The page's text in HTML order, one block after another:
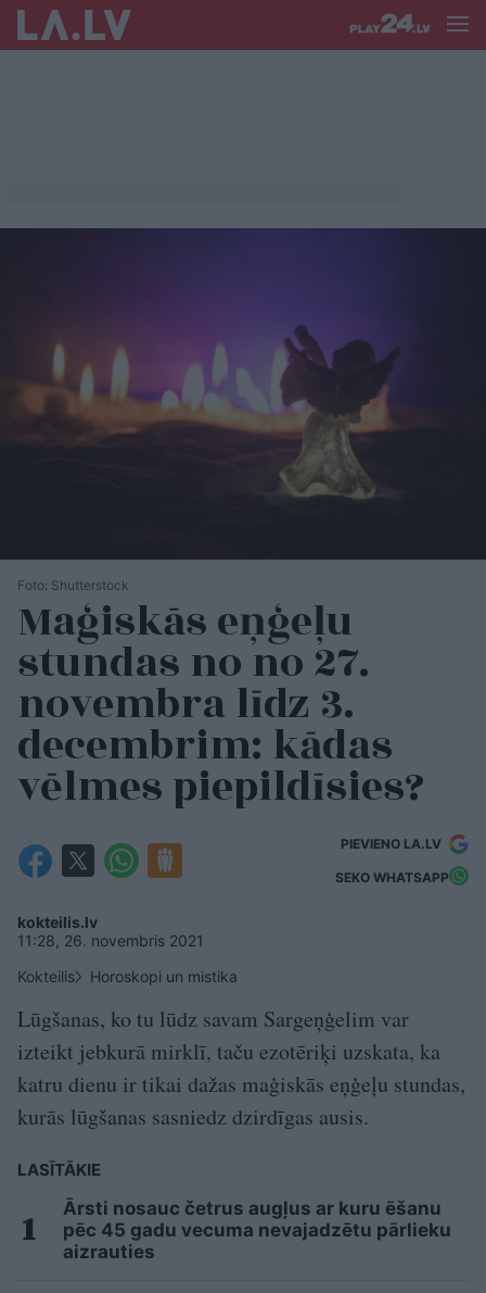
Foto: Shutterstock
Maģiskās eņģeļu
stundas no no 27.
novembra līdz 3.
decembrim: kādas
vēlmes piepildīsies?
PIEVIENO LA.LV
SEKO WHATSAPP
kokteilis.lv
11:28, 26. novembris 2021
Kokteilis
Horoskopi un mistika
Lūgšanas, ko tu lūdz savam Sargeņģelim var
izteikt jebkurā mirklī, taču ezotēriķi uzskata, ka
katru dienu ir tikai dažas maģiskās eņģeļu stundas,
kurās lūgšanas sasniedz dzirdīgas ausis.
LASĪTĀKIE
Ārsti nosauc četrus augļus ar kuru ēšanu
pēc 45 gadu vecuma nevajadzētu pārlieku
aizrauties